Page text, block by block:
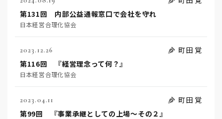
第131回 内部公益通報窓口で会社を守れ
日本経営合理化協会
2023.12.26
町田 覚
第116回 『経営理念って何？』
日本経営合理化協会
2023.04.11
町田 覚
第99回 『事業承継としての上場～その２』